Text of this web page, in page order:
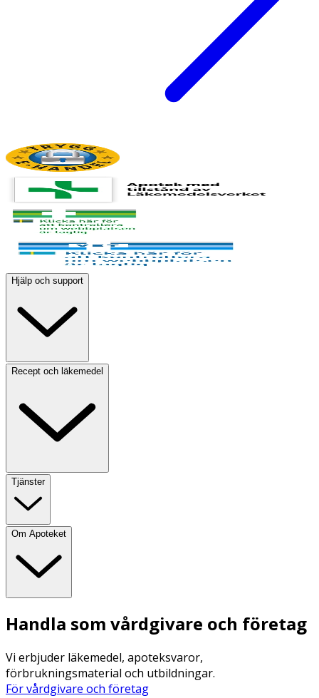
Hjälp och support
Recept och läkemedel
Tjänster
Om Apoteket
Handla som vårdgivare och företag
Vi erbjuder läkemedel, apoteksvaror,
förbrukningsmaterial och utbildningar.
För vårdgivare och företag